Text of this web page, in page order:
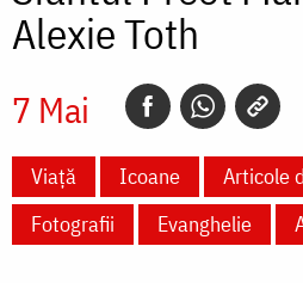
Alexie Toth
7 Mai
Viață Icoane
Articole
Fotografii
Evanghelie